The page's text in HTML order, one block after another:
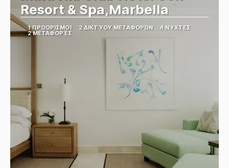
Resort & Spa,Marbella
1 ΠΡΟΟΡΙΣΜΟΊ 2 ΔΙΚΤΎΟΥ ΜΕΤΑΦΟΡΏΝ 4 ΝΎΧΤΕΣ
2 ΜΕΤΑΦΟΡΈΣ